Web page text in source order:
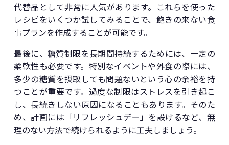
代替品として非常に人気があります。これらを使った
レシピをいくつか試してみることで、飽きの来ない食
事プランを作成することが可能です。
最後に、糖質制限を長期間持続するためには、一定の
柔軟性も必要です。特別なイベントや外食の際には、
多少の糖質を摂取しても問題ないという心の余裕を持
つことが重要です。過度な制限はストレスを引き起こ
し、長続きしない原因になることもあります。そのた
め、計画には「リフレッシュデー」を設けるなど、無
理のない方法で続けられるように工夫しましょう。